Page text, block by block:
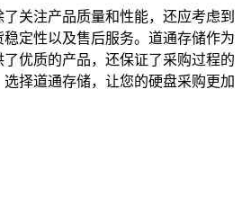
关注产品质量和性能，还应考虑到
定性以及售后服务。道通存储作为
优质的产品，还保证了采购过程的
择道通存储，让您的硬盘采购更加